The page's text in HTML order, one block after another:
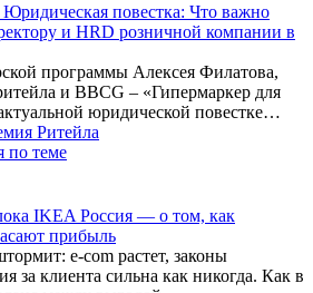
повестка: Что важно
и HRD розничной компании в
программы Алексея Филатова,
и BBCG – «Гипермаркер для
юридической повестке…
Ритейла
по теме
IKEA Россия — о том, как
прибыль
e-com растет, законы
за клиента сильна как никогда. Как в